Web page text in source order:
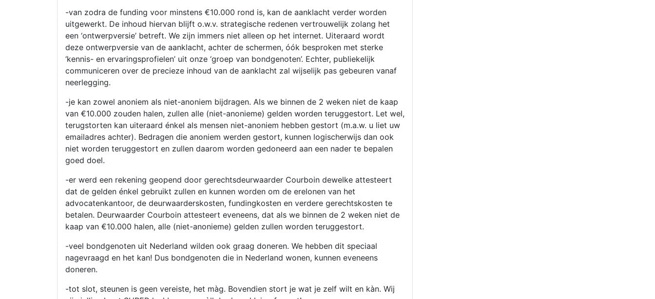
-van zodra de funding voor minstens €10.000 rond is, kan de aanklacht verder worden
uitgewerkt. De inhoud hiervan blijft o.w.v. strategische redenen vertrouwelijk zolang het
een ‘ontwerpversie’ betreft. We zijn immers niet alleen op het internet. Uiteraard wordt
deze ontwerpversie van de aanklacht, achter de schermen, óók besproken met sterke
‘kennis- en ervaringsprofielen’ uit onze ‘groep van bondgenoten’. Echter, publiekelijk
communiceren over de precieze inhoud van de aanklacht zal wijselijk pas gebeuren vanaf
neerlegging.
-je kan zowel anoniem als niet-anoniem bijdragen. Als we binnen de 2 weken niet de kaap
van €10.000 zouden halen, zullen alle (niet-anonieme) gelden worden teruggestort. Let wel,
terugstorten kan uiteraard énkel als mensen niet-anoniem hebben gestort (m.a.w. u liet uw
emailadres achter). Bedragen die anoniem werden gestort, kunnen logischerwijs dan ook
niet worden teruggestort en zullen daarom worden gedoneerd aan een nader te bepalen
goed doel.
-er werd een rekening geopend door gerechtsdeurwaarder Courboin dewelke attesteert
dat de gelden énkel gebruikt zullen en kunnen worden om de erelonen van het
advocatenkantoor, de deurwaarderskosten, fundingkosten en verdere gerechtskosten te
betalen. Deurwaarder Courboin attesteert eveneens, dat als we binnen de 2 weken niet de
kaap van €10.000 halen, alle (niet-anonieme) gelden zullen worden teruggestort.
-veel bondgenoten uit Nederland wilden ook graag doneren. We hebben dit speciaal
nagevraagd en het kan! Dus bondgenoten die in Nederland wonen, kunnen eveneens
doneren.
-tot slot, steunen is geen vereiste, het màg. Bovendien stort je wat je zelf wilt en kàn. Wij